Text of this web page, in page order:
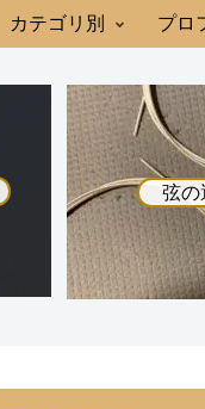
カテゴリ別 プロ
弦の